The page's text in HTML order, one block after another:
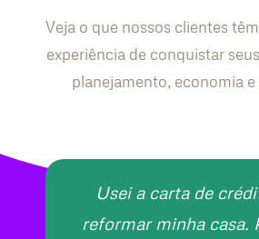
Veja o que nossos clientes
experiência de conquistar
planejamento, economia e
Usei a carta de
reformar minha casa.